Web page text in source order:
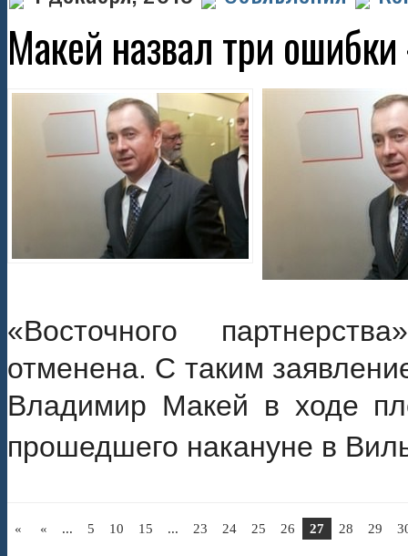
Макей назвал три
«Восточного
отменена. С таким
Владимир Макей в ходе
прошедшего накануне в
« « ... 5 10 15 ... 23 24 25 26 27 28 29